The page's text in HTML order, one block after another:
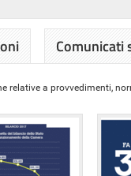
Comunicati
relative a provvedimenti,